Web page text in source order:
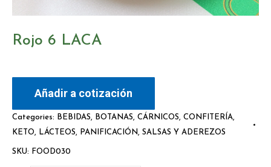
Rojo 6 LACA
Añadir a cotización
Categories: BEBIDAS, BOTANAS, CÁRNICOS, CONFITERÍA,
KETO, LÁCTEOS, PANIFICACIÓN, SALSAS Y ADEREZOS
SKU: FOOD030